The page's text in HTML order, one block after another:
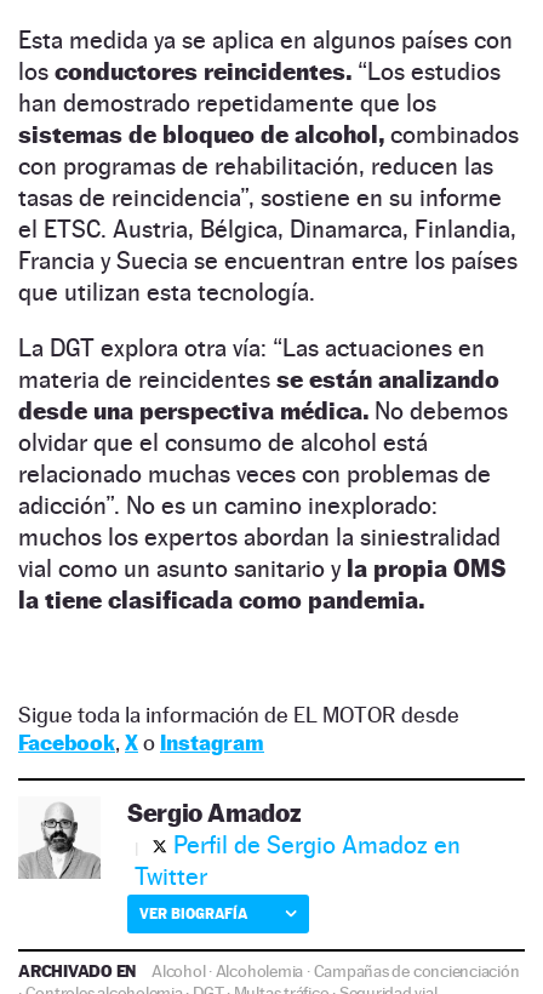
Esta medida ya se aplica en algunos países con
los conductores reincidentes. “Los estudios
han demostrado repetidamente que los
sistemas de bloqueo de alcohol, combinados
con programas de rehabilitación, reducen las
tasas de reincidencia”, sostiene en su informe
el ETSC. Austria, Bélgica, Dinamarca, Finlandia,
Francia y Suecia se encuentran entre los países
que utilizan esta tecnología.
La DGT explora otra vía: “Las actuaciones en
materia de reincidentes se están analizando
desde una perspectiva médica. No debemos
olvidar que el consumo de alcohol está
relacionado muchas veces con problemas de
adicción”. No es un camino inexplorado:
muchos los expertos abordan la siniestralidad
vial como un asunto sanitario y la propia OMS
la tiene clasificada como pandemia.
Sigue toda la información de EL MOTOR desde
Facebook, Xo Instagram
Sergio Amadoz
Perfil de Sergio Amadoz en
Twitter
VER BIOGRAFÍA
ARCHIVADO EN Alcohol· Alcoholemia ·Campañas de concienciación